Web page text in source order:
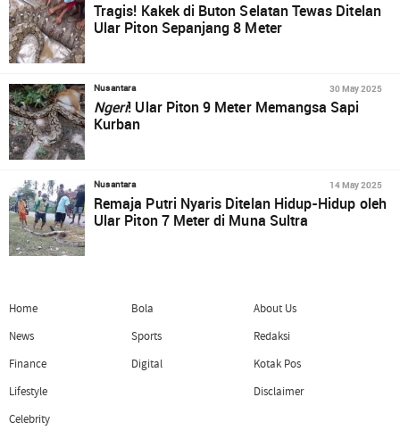
Tragis! Kakek di Buton Selatan Tewas Ditelan
Ular Piton Sepanjang 8 Meter
Nusantara 30 May 2025
Ngeri! Ular Piton 9 Meter Memangsa Sapi
Kurban
Nusantara 14 May 2025
Remaja Putri Nyaris Ditelan Hidup-Hidup oleh
Ular Piton 7 Meter di Muna Sultra
Home
News
Finance
Lifestyle
Celebrity
Bola
Sports
Digital
About Us
Redaksi
Kotak Pos
Disclaimer